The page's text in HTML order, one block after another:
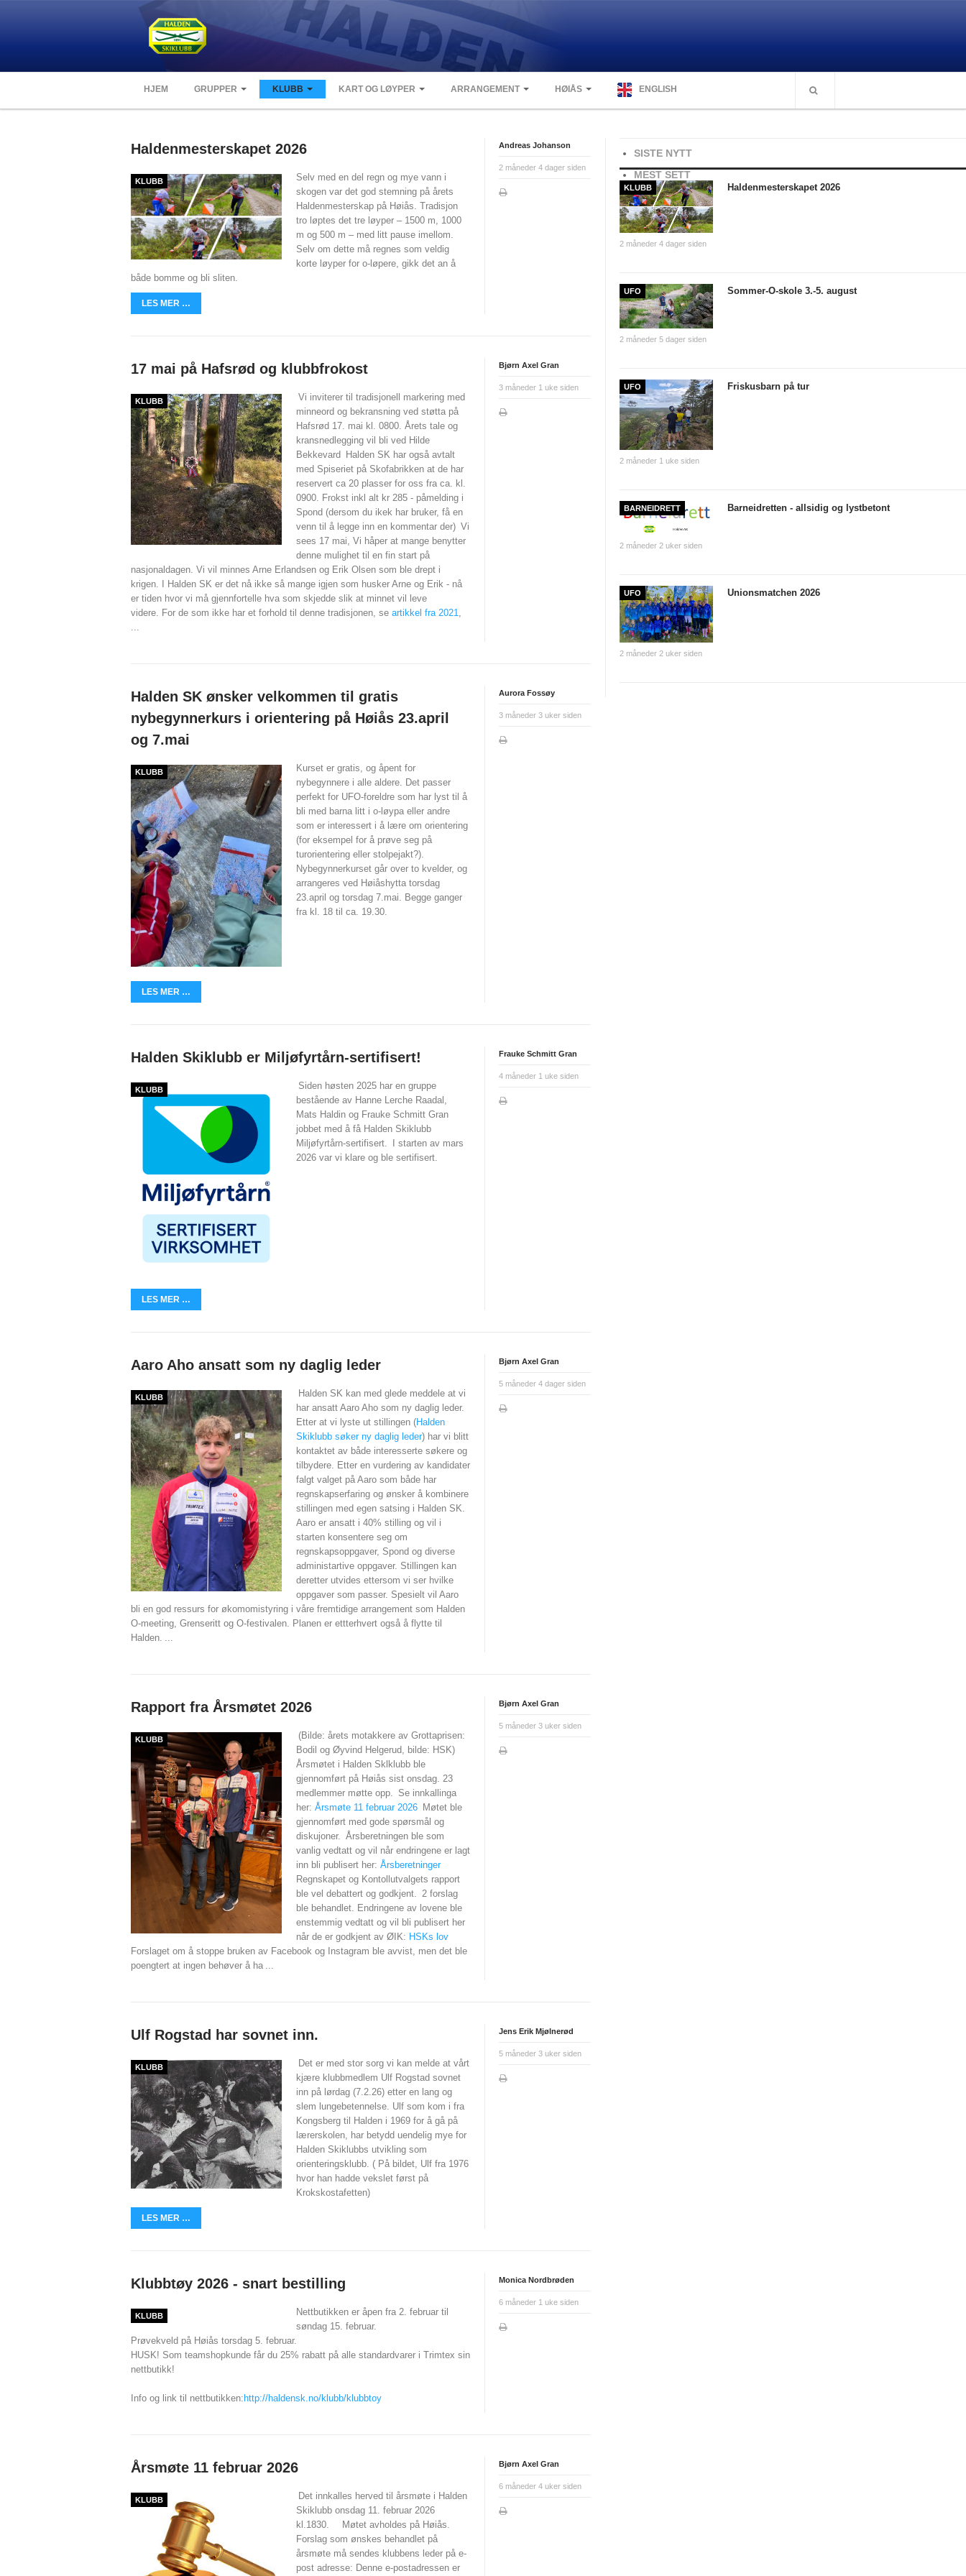
HJEM GRUPPER KLUBB KART OG LØYPER ARRANGEMENT HØIÅS ENGLISH
Haldenmesterskapet 2026
KLUBB
Selv med en del regn og mye vann i
skogen var det god stemning på årets
Haldenmesterskap på Høiås. Tradisjon
tro løptes det tre løyper – 1500 m, 1000
m og 500 m – med litt pause imellom.
Selv om dette må regnes som veldig
korte løyper for o-løpere, gikk det an å
både bomme og bli sliten.
LES MER …
Andreas Johanson
2 måneder 4 dager siden
17 mai på Hafsrød og klubbfrokost
KLUBB
Vi inviterer til tradisjonell markering med
minneord og bekransning ved støtta på
Hafsrød 17. mai kl. 0800. Årets tale og
kransnedlegging vil bli ved Hilde
Bekkevard
Halden SK har også avtalt
med Spiseriet på Skofabrikken at de har
reservert ca 20 plasser for oss fra ca. kl.
0900. Frokst inkl alt kr 285 - påmelding i
Spond (dersom du ikek har bruker, få en
venn til å legge inn en kommentar der) Vi
sees 17 mai, Vi håper at mange benytter
denne mulighet til en fin start på
nasjonaldagen. Vi vil minnes Arne Erlandsen og Erik Olsen som ble drept i
krigen. I Halden SK er det nå ikke så mange igjen som husker Arne og Erik - nå
er tiden hvor vi må gjennfortelle hva som skjedde slik at minnet vil leve
videre. For de som ikke har et forhold til denne tradisjonen, se artikkel fra 2021,
...
Bjørn Axel Gran
3 måneder 1 uke siden
Halden SK ønsker velkommen til gratis
nybegynnerkurs i orientering på Høiås 23.april
og 7.mai
KLUBB
Kurset er gratis, og åpent for
nybegynnere i alle aldere. Det passer
perfekt for UFO-foreldre som har lyst til å
bli med barna litt i o-løypa eller andre
som er interessert i å lære om orientering
(for eksempel for å prøve seg på
turorientering eller stolpejakt?).
Nybegynnerkurset går over to kvelder, og
arrangeres ved Høiåshytta torsdag
23.april og torsdag 7.mai. Begge ganger
fra kl. 18 til ca. 19.30.
LES MER …
Aurora Fossøy
3 måneder 3 uker siden
Halden Skiklubb er Miljøfyrtårn-sertifisert!
KLUBB
Siden høsten 2025 har en gruppe
bestående av Hanne Lerche Raadal,
Mats Haldin og Frauke Schmitt Gran
jobbet med å få Halden Skiklubb
Miljøfyrtårn-sertifisert.
I starten av mars
2026 var vi klare og ble sertifisert.
LES MER …
Frauke Schmitt Gran
4 måneder 1 uke siden
Aaro Aho ansatt som ny daglig leder
KLUBB
Halden SK kan med glede meddele at vi
har ansatt Aaro Aho som ny daglig leder.
Etter at vi lyste ut stillingen (Halden
Skiklubb søker ny daglig leder) har vi blitt
kontaktet av både interesserte søkere og
tilbydere. Etter en vurdering av kandidater
falgt valget på Aaro som både har
regnskapserfaring og ønsker å kombinere
stillingen med egen satsing i Halden SK.
Aaro er ansatt i 40% stilling og vil i
starten konsentere seg om
regnskapsoppgaver, Spond og diverse
administartive oppgaver. Stillingen kan
deretter utvides ettersom vi ser hvilke
oppgaver som passer. Spesielt vil Aaro
bli en god ressurs for økomomistyring i våre fremtidige arrangement som Halden
O-meeting, Grenseritt og O-festivalen. Planen er ettterhvert også å flytte til
Halden.
Bjørn Axel Gran
5 måneder 4 dager siden
Rapport fra Årsmøtet 2026
KLUBB
(Bilde: årets motakkere av Grottaprisen:
Bodil og Øyvind Helgerud, bilde: HSK)
Årsmøtet i Halden Sklklubb ble
gjennomført på Høiås sist onsdag. 23
medlemmer møtte opp.
Se innkallinga
her: Årsmøte 11 februar 2026 Møtet ble
gjennomført med gode spørsmål og
diskujoner.
Årsberetningen ble som
vanlig vedtatt og vil når endringene er lagt
inn bli publisert her: Årsberetninger
Regnskapet og Kontollutvalgets rapport
ble vel debattert og godkjent.
2 forslag
ble behandlet. Endringene av lovene ble
enstemmig vedtatt og vil bli publisert her
når de er godkjent av ØIK: HSKs lov
Forslaget om å stoppe bruken av Facebook og Instagram ble avvist, men det ble
poengtert at ingen behøver å ha
Bjørn Axel Gran
5 måneder 3 uker siden
Ulf Rogstad har sovnet inn.
KLUBB
Det er med stor sorg vi kan melde at vårt
kjære klubbmedlem Ulf Rogstad sovnet
inn på lørdag (7.2.26) etter en lang og
slem lungebetennelse. Ulf som kom i fra
Kongsberg til Halden i 1969 for å gå på
lærerskolen, har betydd uendelig mye for
Halden Skiklubbs utvikling som
orienteringsklubb. ( På bildet, Ulf fra 1976
hvor han hadde vekslet først på
Krokskostafetten)
LES MER …
Jens Erik Mjølnerød
5 måneder 3 uker siden
Klubbtøy 2026 - snart bestilling
KLUBB
Nettbutikken er åpen fra 2. februar til
søndag 15. februar.
Prøvekveld på Høiås torsdag 5. februar.
HUSK! Som teamshopkunde får du 25% rabatt på alle standardvarer i Trimtex sin
nettbutikk!
Info og link til nettbutikken: http://haldensk. no/klubb/klubbtoy
Monica Nordbrøden
6 måneder 1 uke siden
Årsmøte 11 februar 2026
KLUBB
Det innkalles herved til årsmøte i Halden
Skiklubb onsdag 11. februar 2026
kl.1830.
Møtet avholdes på Høiås.
Forslag som ønskes behandlet på
årsmøte må sendes klubbens leder på e-
post adresse: Denne e-postadressen er
Bjørn Axel Gran
6 måneder 4 uker siden
SISTE NYTT
MEST SETT
KLUBB
2 måneder 4 dager siden
Haldenmesterskapet 2026
UFO
2 måneder 5 dager siden
Sommer-O-skole 3.-5. august
UFO
2 måneder 1 uke siden
Friskusbarn på tur
BARNEIDRETT
2 måneder 2 uker siden
Barneidretten - allsidig og lystbetont
UFO
2 måneder 2 uker siden
Unionsmatchen 2026